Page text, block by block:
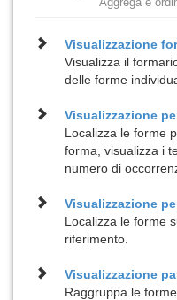
Visualizzazione
Visualizza il
delle forme
Visualizzazione
Localizza le forme
forma, visualizza i
numero di
Visualizzazione
Localizza le forme
riferimento.
Visualizzazione
Raggruppa le